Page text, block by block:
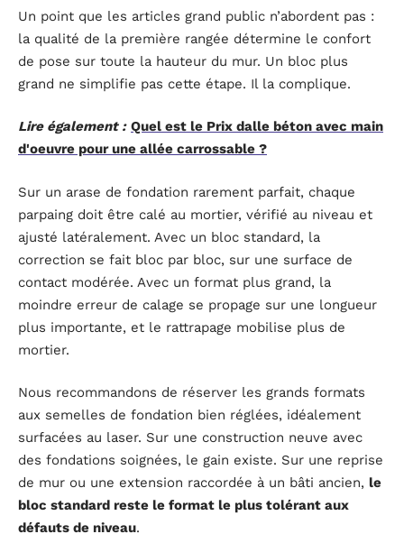
Un point que les articles grand public n’abordent pas :
la qualité de la première rangée détermine le confort
de pose sur toute la hauteur du mur. Un bloc plus
grand ne simplifie pas cette étape. Il la complique.
Lire également : Quel est le Prix dalle béton avec main
d'oeuvre pour une allée carrossable ?
Sur un arase de fondation rarement parfait, chaque
parpaing doit être calé au mortier, vérifié au niveau et
ajusté latéralement. Avec un bloc standard, la
correction se fait bloc par bloc, sur une surface de
contact modérée. Avec un format plus grand, la
moindre erreur de calage se propage sur une longueur
plus importante, et le rattrapage mobilise plus de
mortier.
Nous recommandons de réserver les grands formats
aux semelles de fondation bien réglées, idéalement
surfacées au laser. Sur une construction neuve avec
des fondations soignées, le gain existe. Sur une reprise
de mur ou une extension raccordée à un bâti ancien, le
bloc standard reste le format le plus tolérant aux
défauts de niveau.